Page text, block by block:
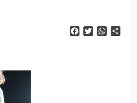
FacebookTwitter